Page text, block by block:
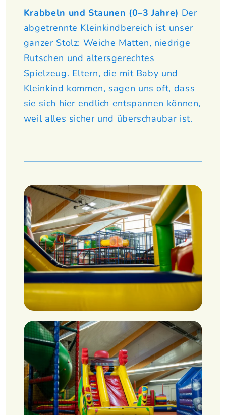
Krabbeln und Staunen (0–3 Jahre) Der
abgetrennte Kleinkindbereich ist unser
ganzer Stolz: Weiche Matten, niedrige
Rutschen und altersgerechtes
Spielzeug. Eltern, die mit Baby und
Kleinkind kommen, sagen uns oft, dass
sie sich hier endlich entspannen können,
weil alles sicher und überschaubar ist.